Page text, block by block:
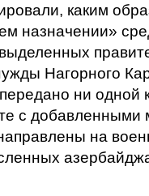
каким
назначении»
Нагорного
ни одной
с
на